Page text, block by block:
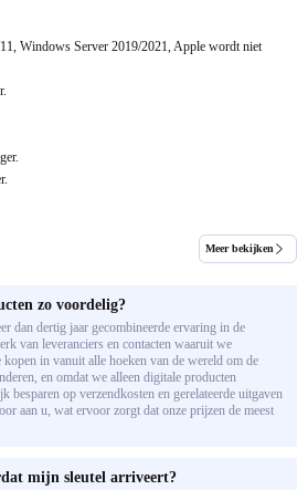
Windows Server 2019/2021, Apple wordt niet
Meer bekijken
zo voordelig?
dan dertig jaar gecombineerde ervaring in de
van leveranciers en contacten waaruit we
in vanuit alle hoeken van de wereld om de
en omdat we alleen digitale producten
besparen op verzendkosten en gerelateerde uitgaven
aan u, wat ervoor zorgt dat onze prijzen de meest
mijn sleutel arriveert?